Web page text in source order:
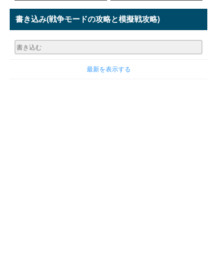
書き込み(戦争モードの攻略と模擬戦攻略)
最新を表示する